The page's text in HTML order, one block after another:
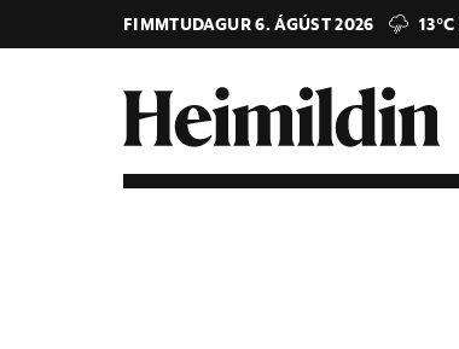
FIMMTUDAGUR 6. ÁGÚST 2026 13°C